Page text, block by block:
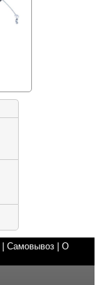
Самовывоз
О